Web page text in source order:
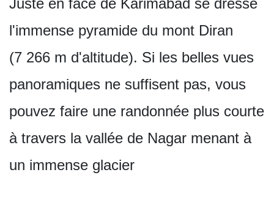
Juste en face de Karimabad se dresse
l'immense pyramide du mont Diran
(7 266 m d'altitude). Si les belles vues
panoramiques ne suffisent pas, vous
pouvez faire une randonnée plus courte
à travers la vallée de Nagar menant à
un immense glacier